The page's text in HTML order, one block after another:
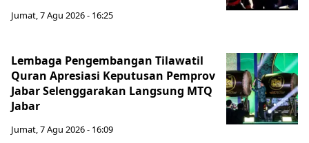
Jumat, 7 Agu 2026 - 16:25
Lembaga Pengembangan Tilawatil
Quran Apresiasi Keputusan Pemprov
Jabar Selenggarakan Langsung MTQ
Jabar
Jumat, 7 Agu 2026 - 16:09